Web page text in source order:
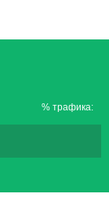
% трафика: